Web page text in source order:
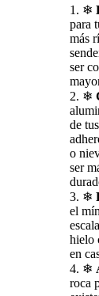
❄
para
más
ser
❄
de
o
ser
❄
el
hielo
en
❄
roca